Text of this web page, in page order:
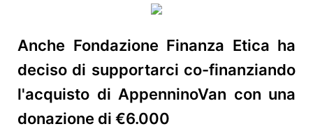
Anche Fondazione Finanza Etica ha
deciso di supportarci co-finanziando
l'acquisto di AppenninoVan con una
donazione di €6.000